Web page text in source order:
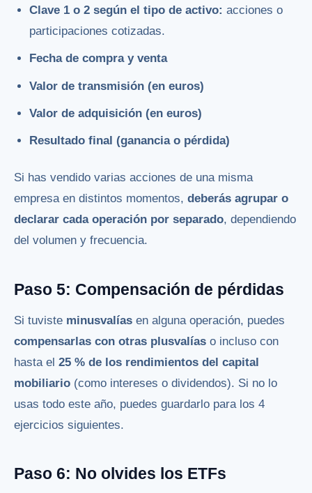
Clave 1 o 2 según el tipo de activo: acciones o
participaciones cotizadas.
Fecha de compra y venta
Valor de transmisión (en euros)
Valor de adquisición (en euros)
Resultado final (ganancia o pérdida)
Si has vendido varias acciones de una misma
empresa en distintos momentos, deberás agrupar o
declarar cada operación por separado, dependiendo
del volumen y frecuencia.
Paso 5: Compensación de pérdidas
Si tuviste minusvalías en alguna operación, puedes
compensarlas con otras plusvalías o incluso con
hasta el 25 % de los rendimientos del capital
mobiliario (como intereses o dividendos). Si no lo
usas todo este año, puedes guardarlo para los 4
ejercicios siguientes.
Paso 6: No olvides los ETFs